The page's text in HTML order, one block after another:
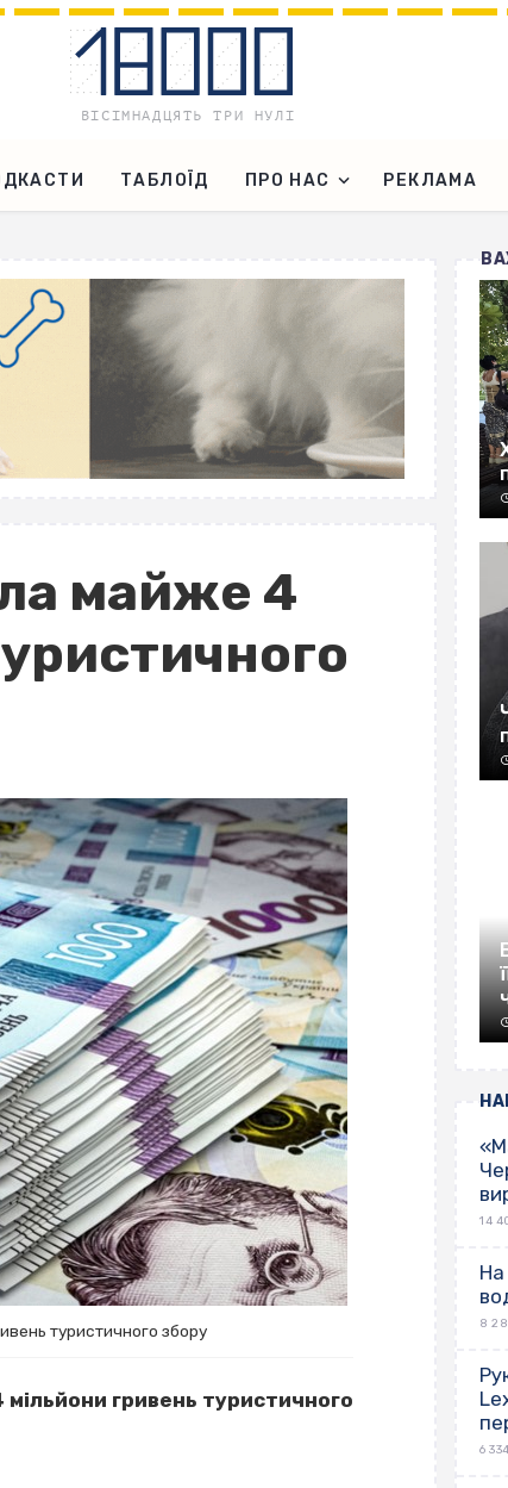
ТАБЛОЇД ПРО НАС РЕКЛАМА
майже 4
туристичного збору
гривень туристичного
14
На
8
6